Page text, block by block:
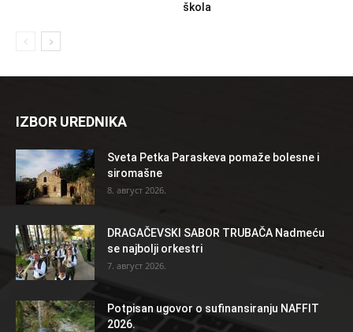
škola
IZBOR UREDNIKA
Sveta Petka Paraskeva pomaže bolesne i
siromašne
8. август 2026.
DRAGAČEVSKI SABOR TRUBAČA Nadmeću
se najbolji orkestri
7. август 2026.
Potpisan ugovor o sufinansiranju NAFFIT
2026.